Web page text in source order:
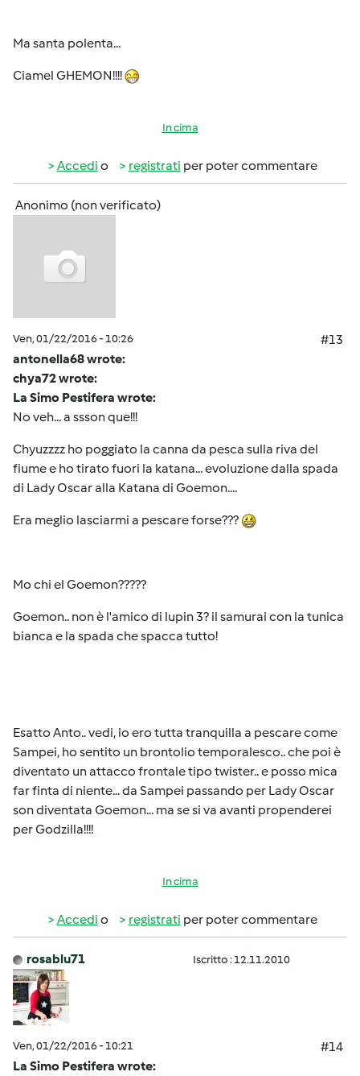
Ma santa polenta...
Ciamel GHEMON!!!!
In cima
Accedi o registrati per poter commentare
Anonimo (non verificato)
Ven, 01/22/2016 - 10:26
#13
antonella68 wrote:
chya72 wrote:
La Simo Pestifera wrote:
No veh... a ssson que!!!
Chyuzzzz ho poggiato la canna da pesca sulla riva del
fiume e ho tirato fuori la katana... evoluzione dalla spada
di Lady Oscar alla Katana di Goemon....
Era meglio lasciarmi a pescare forse???
Mo chi el Goemon?????
Goemon.. non è l'amico di lupin 3? il samurai con la tunica
bianca e la spada che spacca tutto!
Esatto Anto.. vedi, io ero tutta tranquilla a pescare come
Sampei, ho sentito un brontolio temporalesco.. che poi è
diventato un attacco frontale tipo twister.. e posso mica
far finta di niente... da Sampei passando per Lady Oscar
son diventata Goemon... ma se si va avanti propenderei
per Godzilla!!!!
In cima
Accedi o registrati per poter commentare
rosablu71 Iscritto : 12.11.2010
Ven, 01/22/2016 - 10:21
#14
La Simo Pestifera wrote: